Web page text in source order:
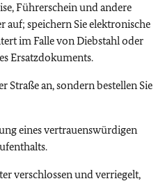
Führerschein und andere
auf; speichern Sie elektronische
im Falle von Diebstahl oder
Ersatzdokuments.
Straße an, sondern bestellen Sie
eines vertrauenswürdigen
verschlossen und verriegelt,